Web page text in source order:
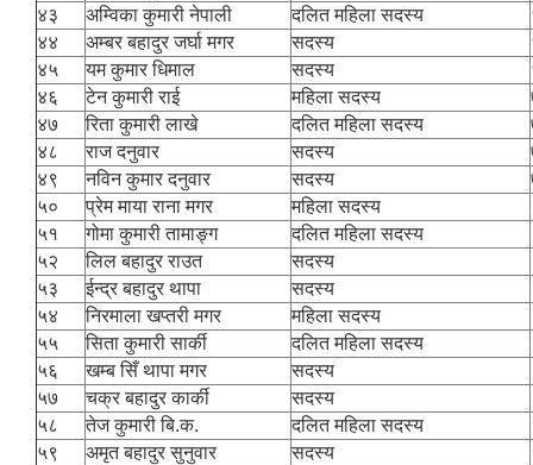
४३
अम्विका कुमारी नेपाली दलित महिला सदस्य
४४
अम्बर बहादुर जर्घा मगर सदस्य
४५
यम कुमार धिमाल सदस्य
४६
टेन कुमारी राई महिला सदस्य
४७
रिता कुमारी लाखे दलित महिला सदस्य
४८
राज दनुवार सदस्य
४९
नविन कुमार दनुवार सदस्य
५०
प्रेम माया राना मगर महिला सदस्य
५१
गोमा कुमारी तामाङ्ग दलित महिला सदस्य
५२
लिल बहादुर राउत सदस्य
५३
ईन्द्र बहादुर थापा सदस्य
५४
निरमाला खप्तरी मगर महिला सदस्य
५५
सिता कुमारी सार्की दलित महिला सदस्य
५६
खम्ब सिँ थापा मगर सदस्य
५७
चक्र बहादुर कार्की सदस्य
५८
तेज कुमारी बि.क. दलित महिला सदस्य
५९
अमृत बहादुर सुनुवार सदस्य